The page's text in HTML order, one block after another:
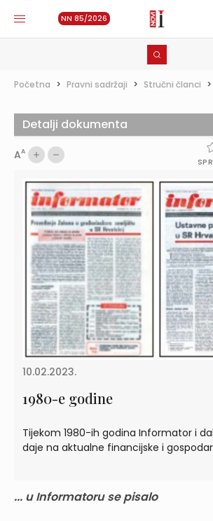
NN 85/2026
Početna > Pravni sadržaji > Stručni članci >
AA
10.02.2023.
1980-e godine
Tijekom 1980-ih godina Informator i
daje na aktualne financijske i
... u Informatoru se pisalo
Detalji dokumenta